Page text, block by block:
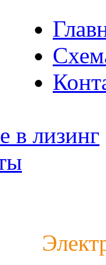
в лизинг